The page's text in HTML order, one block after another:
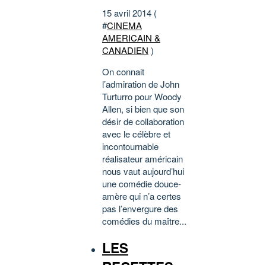
15 avril 2014 (
#CINEMA
AMERICAIN &
CANADIEN )
On connait
l’admiration de John
Turturro pour Woody
Allen, si bien que son
désir de collaboration
avec le célèbre et
incontournable
réalisateur américain
nous vaut aujourd’hui
une comédie douce-
amère qui n’a certes
pas l’envergure des
comédies du maître...
LES